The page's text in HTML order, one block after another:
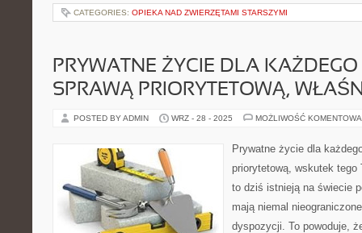
CATEGORIES: OPIEKA NAD ZWIERZĘTAMI STARSZYMI
PRYWATNE ŻYCIE DLA KAŻDEGO
SPRAWĄ PRIORYTETOWĄ,
POSTED BY ADMIN WRZ - 28 - 2025 MOŻLIWOŚĆ
Prywatne życie dla
priorytetową, wskutek
to dziś istnieją na świecie
mają niemal
dyspozycji. To powoduje,